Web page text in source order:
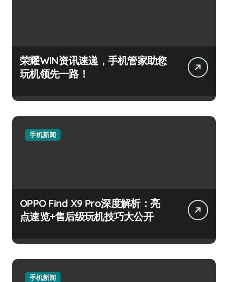
荣耀WIN资讯速递，手机管家助您
玩机领先一路！
手机新闻
OPPO Find X9 Pro深度解析：亮
点速览+售后级玩机技巧大公开
手机新闻